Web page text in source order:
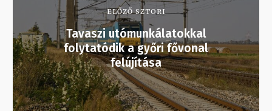
ELŐZŐ SZTORI
Tavaszi utómunkálatokkal
folytatódik a győri fővonal
felújítása